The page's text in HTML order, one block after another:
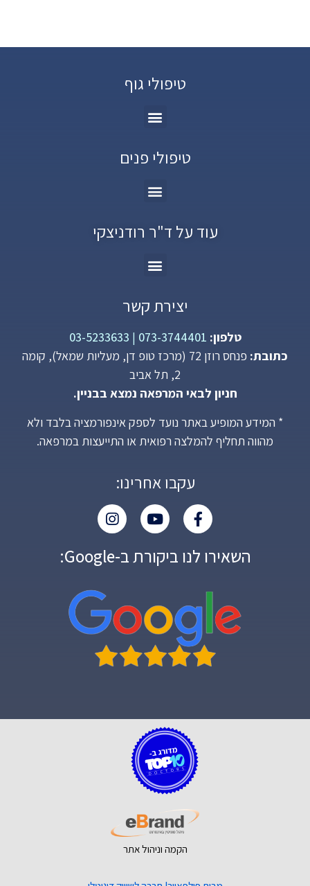
טיפולי גוף
טיפולי פנים
עוד על ד"ר רודניצקי
יצירת קשר
טלפון: 073-3744401
|
03-5233633
כתובת:
פנחס רוזן 72 (מרכז טופ דן, מעליות שמאל), קומה
2, תל אביב
חניון לבאי המרפאה נמצא בבניין.
* המידע המופיע באתר נועד לספק אינפורמציה בלבד ולא
מהווה תחליף להמלצה רפואית או התייעצות במרפאה.
עקבו אחרינו:
השאירו לנו ביקורת ב-Google:
הקמה וניהול אתר